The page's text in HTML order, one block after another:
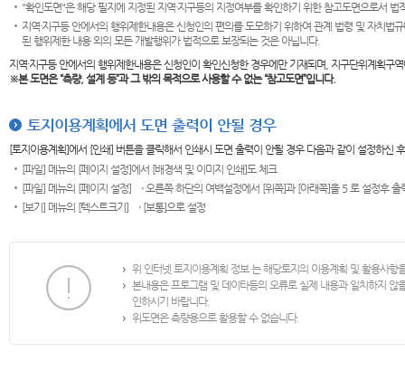
"확인도면"은 해당 필지에 지정된 지역·지구등의 지정여부를 확인하기 위한 참고도면으로서
지역·지구등 안에서의 행위제한내용은 신청인의 편의를 도모하기 위하여 관계 법령 및 자치
된 행위제한 내용 외의 모든 개발행위가 법적으로 보장되는 것은 아닙니다.
지역·지구등 안에서의 행위제한내용은 신청인이 확인신청한 경우에만 기재되며, 지구단위계획
※본 도면은“측량, 설계 등”과 그 밖의 목적으로 사용할 수 없는 “참고도면”입니다.
토지이용계획에서 도면 출력이 안될 경우
[토지이용계획]에서 [인쇄] 버튼을 클릭해서 인쇄시 도면 출력이 안될 경우 다음과 같이 설정하신
[파일] 메뉴의 [페이지 설정]에서 [배경색 및 이미지 인쇄]도 체크
[파일] 메뉴의 [페이지 설정] → 오른쪽 하단의 여백설정에서 [위쪽]과 [아래쪽]을 5 로 설정후 출
[보기] 메뉴의 [텍스트크기] → [보통]으로 설정
위 인터넷 토지이용계획 정보 는 해당토지의 이용계획 및 활용사
본내용은 프로그램 및 데이타등의 오류로 실제 내용과 일치하지
인하시기 바랍니다.
위도면은 측량용으로 활용할 수 없습니다.